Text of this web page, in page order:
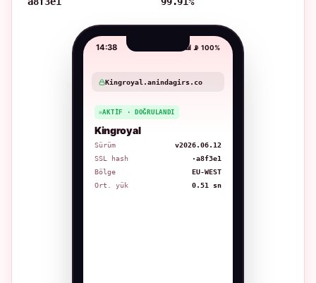
14:38 📶 📡 100%
Kingroyal.anindagirs.co
AKTIF · DOĞRULANDI
Kingroyal
Sürüm
v2026.06.12
SSL hash
·a8f3e1
Bölge
EU-WEST
Ort. yük
0.51 sn